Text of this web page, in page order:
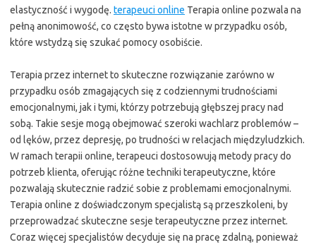
elastyczność i wygodę. terapeuci online Terapia online pozwala na
pełną anonimowość, co często bywa istotne w przypadku osób,
które wstydzą się szukać pomocy osobiście.
Terapia przez internet to skuteczne rozwiązanie zarówno w
przypadku osób zmagających się z codziennymi trudnościami
emocjonalnymi, jak i tymi, którzy potrzebują głębszej pracy nad
sobą. Takie sesje mogą obejmować szeroki wachlarz problemów –
od lęków, przez depresję, po trudności w relacjach międzyludzkich.
W ramach terapii online, terapeuci dostosowują metody pracy do
potrzeb klienta, oferując różne techniki terapeutyczne, które
pozwalają skutecznie radzić sobie z problemami emocjonalnymi.
Terapia online z doświadczonym specjalistą są przeszkoleni, by
przeprowadzać skuteczne sesje terapeutyczne przez internet.
Coraz więcej specjalistów decyduje się na pracę zdalną, ponieważ